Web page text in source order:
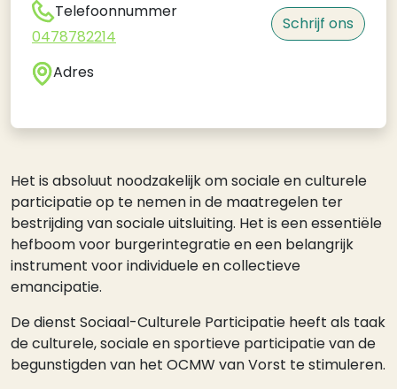
Het is absoluut noodzakelijk om sociale en culturele
participatie op te nemen in de maatregelen ter
bestrijding van sociale uitsluiting. Het is een essentiële
hefboom voor burgerintegratie en een belangrijk
instrument voor individuele en collectieve
emancipatie.
De dienst Sociaal-Culturele Participatie heeft als taak
de culturele, sociale en sportieve participatie van de
begunstigden van het OCMW van Vorst te stimuleren.
Telefoonnummer
0478782214
Schrijf ons
Adres